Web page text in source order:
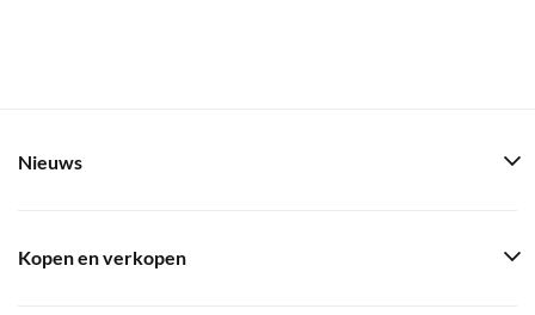
Nieuws
Kopen en verkopen